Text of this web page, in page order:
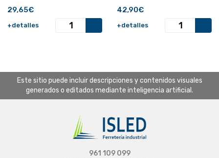
29,65€
+detalles
42,90€
+detalles
Este sitio puede incluir descripciones y contenidos visuales
generados o editados mediante inteligencia artificial.
961 109 099